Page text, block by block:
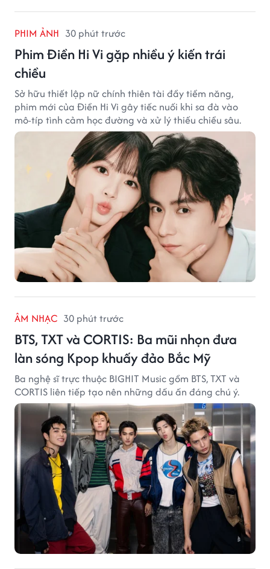
PHIM ẢNH 30 phút trước
Phim Điền Hi Vi gặp nhiều ý kiến trái
chiều
Sở hữu thiết lập nữ chính thiên tài đầy tiềm năng,
phim mới của Điền Hi Vi gây tiếc nuối khi sa đà vào
mô-típ tình cảm học đường và xử lý thiếu chiều sâu.
ÂM NHẠC 30 phút trước
BTS, TXT và CORTIS: Ba mũi nhọn đưa
làn sóng Kpop khuấy đảo Bắc Mỹ
Ba nghệ sĩ trực thuộc BIGHIT Music gồm BTS, TXT và
CORTIS liên tiếp tạo nên những dấu ấn đáng chú ý.